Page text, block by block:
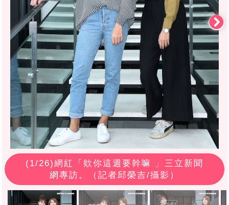
(1/26)網紅「欸你這週要幹嘛 」三立新聞
網專訪。（記者邱榮吉/攝影）